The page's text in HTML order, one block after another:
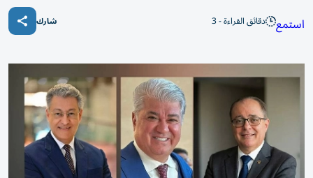
استمع دقائق القراءة - 3 شارك